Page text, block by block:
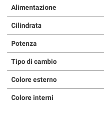
Alimentazione
Cilindrata
Potenza
Tipo di cambio
Colore esterno
Colore interni
tracciamento
si
alla
cookie
policy.
Puoi
rivedere
e
modificare